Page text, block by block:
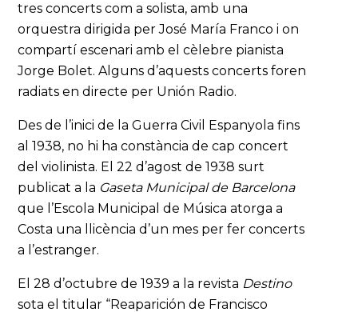
tres concerts com a solista, amb una
orquestra dirigida per José María Franco i on
compartí escenari amb el cèlebre pianista
Jorge Bolet. Alguns d’aquests concerts foren
radiats en directe per Unión Radio.
Des de l’inici de la Guerra Civil Espanyola fins
al 1938, no hi ha constància de cap concert
del violinista. El 22 d’agost de 1938 surt
publicat a la Gaseta Municipal de Barcelona
que l’Escola Municipal de Música atorga a
Costa una llicència d’un mes per fer concerts
a l’estranger.
El 28 d’octubre de 1939 a la revista Destino
sota el titular “Reaparición de Francisco